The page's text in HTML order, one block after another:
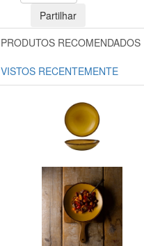
Partilhar
PRODUTOS RECOMENDADOS
VISTOS RECENTEMENTE